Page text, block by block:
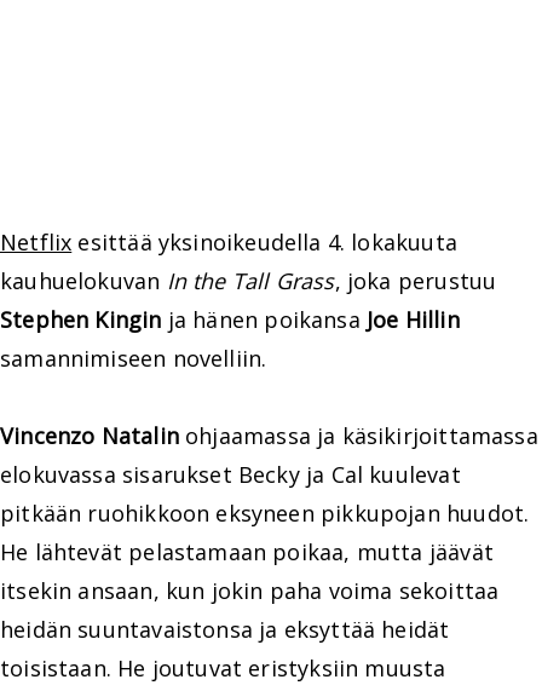
Netflix esittää yksinoikeudella 4. lokakuuta
kauhuelokuvan In the Tall Grass, joka perustuu
Stephen Kingin ja hänen poikansa Joe Hillin
samannimiseen novelliin.
Vincenzo Natalinohjaamassa ja käsikirjoittamassa
elokuvassa sisarukset Becky ja Cal kuulevat
pitkään ruohikkoon eksyneen pikkupojan huudot.
He lähtevät pelastamaan poikaa, mutta jäävät
itsekin ansaan, kun jokin paha voima sekoittaa
heidän suuntavaistonsa ja eksyttää heidät
toisistaan. He joutuvat eristyksiin muusta